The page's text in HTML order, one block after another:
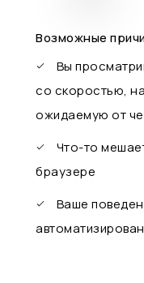
Возможные
Вы
со скоростью,
ожидаемую от
Что-то
браузере
Ваше